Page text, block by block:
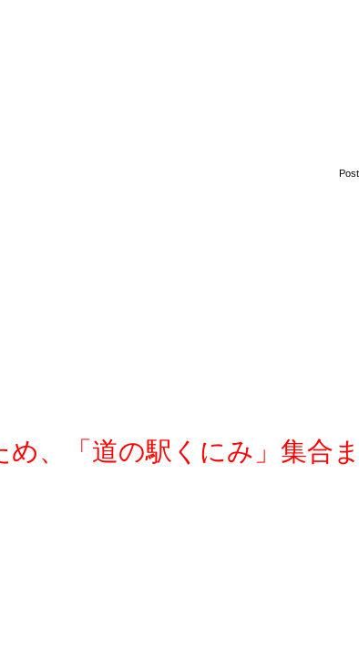
、「道の駅くにみ」集合